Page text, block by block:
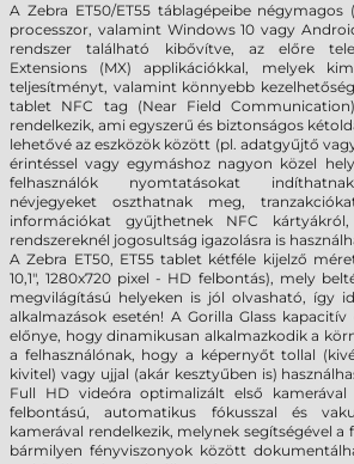
A Zebra ET50/ET55 táblagépeibe négymagos
processzor, valamint Windows 10 vagy
rendszer található kibővítve, az előre
Extensions (MX) applikációkkal, melyek
teljesítményt, valamint könnyebb
tablet NFC tag (Near Field
rendelkezik, ami egyszerű és biztonságos
lehetővé az eszközök között (pl. adatgyűjtő
érintéssel vagy egymáshoz nagyon közel
felhasználók nyomtatásokat
névjegyeket oszthatnak meg,
információkat gyűjthetnek NFC
rendszereknél jogosultság igazolásra is
A Zebra ET50, ET55 tablet kétféle kijelző
10,1", 1280x720 pixel - HD felbontás), mely
megvilágítású helyeken is jól olvasható, így
alkalmazások esetén! A Gorilla Glass
előnye, hogy dinamikusan alkalmazkodik a
a felhasználónak, hogy a képernyőt tollal
kivitel) vagy ujjal (akár kesztyűben is)
Full HD videóra optimalizált első
felbontású, automatikus fókusszal és
kamerával rendelkezik, melynek segítségével a
bármilyen fényviszonyok között